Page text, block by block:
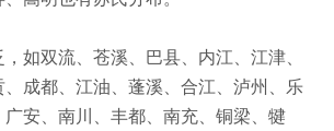
如双流、苍溪、巴县、内江、江津、
成都、江油、蓬溪、合江、泸州、乐
安、南川、丰都、南充、铜梁、犍